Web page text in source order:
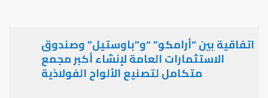
اتفاقية بين “أرامكو” “و”باوستيل” وصندوق
الاستثمارات العامة لإنشاء أكبر مجمع
متكامل لتصنيع الألواح الفولاذية